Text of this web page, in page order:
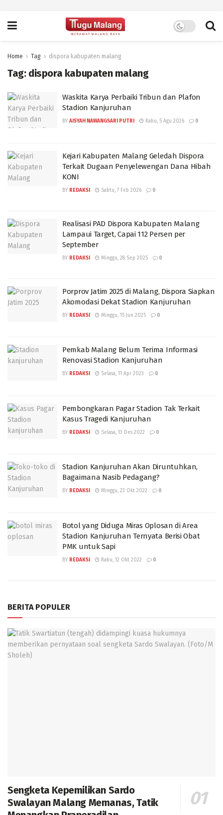
Home Tag dispora kabupaten malang
Tag: dispora kabupaten malang
Waskita Karya Perbaiki Tribun dan Plafon
Stadion Kanjuruhan
BY AISYAH NAWANGSARI PUTRI Rabu, 5 Agu 2026 0
Kejari Kabupaten Malang Geledah Dispora
Terkait Dugaan Penyelewengan Dana Hibah
KONI
BY REDAKSI Sabtu, 7 Feb 2026 0
Realisasi PAD Dispora Kabupaten Malang
Lampaui Target, Capai 112 Persen per
September
BY REDAKSI Minggu, 28 Sep 2025 0
Porprov Jatim 2025 di Malang, Dispora Siapkan
Akomodasi Dekat Stadion Kanjuruhan
BY REDAKSI Minggu, 15 Jun 2025 0
Pemkab Malang Belum Terima Informasi
Renovasi Stadion Kanjuruhan
BY REDAKSI Selasa, 11 Apr 2023 0
Pembongkaran Pagar Stadion Tak Terkait
Kasus Tragedi Kanjuruhan
BY REDAKSI Selasa, 13 Des 2022 0
Stadion Kanjuruhan Akan Diruntuhkan,
Bagaimana Nasib Pedagang?
BY REDAKSI Minggu, 23 Okt 2022 0
Botol yang Diduga Miras Oplosan di Area
Stadion Kanjuruhan Ternyata Berisi Obat
PMK untuk Sapi
BY REDAKSI Rabu, 12 Okt 2022 0
BERITA POPULER
Sengketa Kepemilikan Sardo
Swalayan Malang Memanas, Tatik